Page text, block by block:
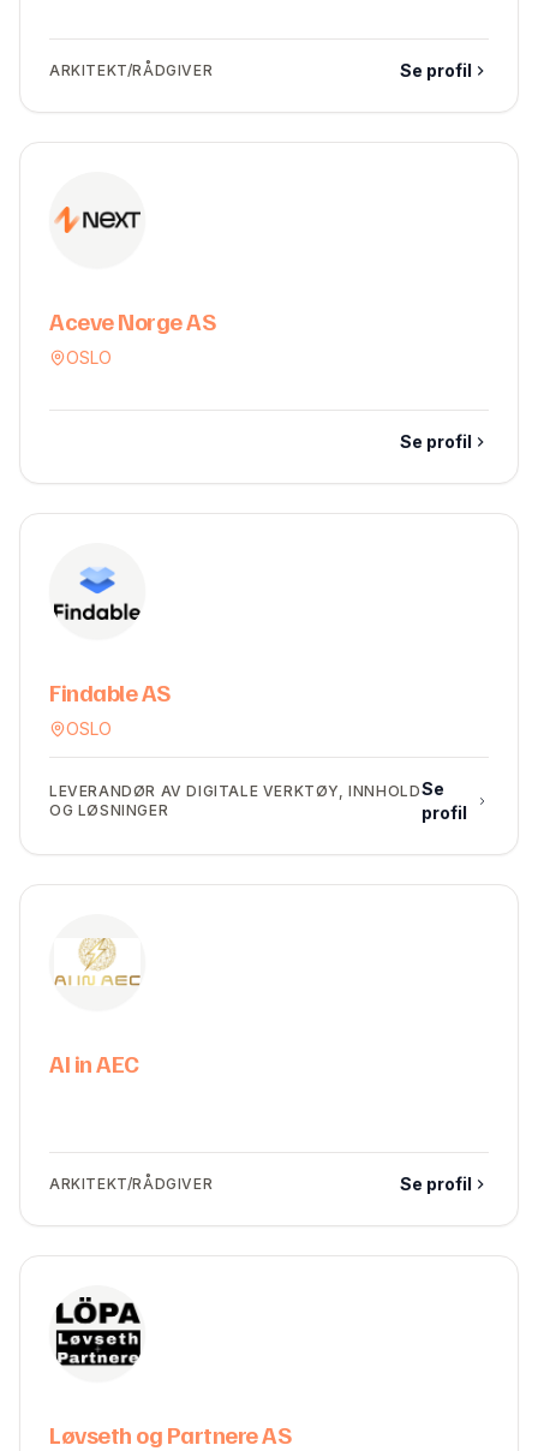
ARKITEKT/RÅDGIVER Se profil
Aceve Norge AS
OSLO
Se profil
Findable AS
OSLO
LEVERANDØR AV DIGITALE VERKTØY, INNHOLD
OG LØSNINGER
Se
profil
AI in AEC
ARKITEKT/RÅDGIVER Se profil
Løvseth og Partnere AS